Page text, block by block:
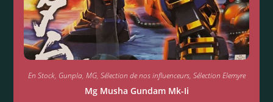
En Stock, Gunpla, MG, Sélection de nos influenceurs, Sélection Elemyre
Mg Musha Gundam Mk-Ii